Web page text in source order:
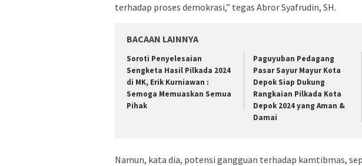
terhadap proses demokrasi,” tegas Abror Syafrudin, SH.
BACAAN LAINNYA
Soroti Penyelesaian
Sengketa Hasil Pilkada 2024
di MK, Erik Kurniawan :
Semoga Memuaskan Semua
Pihak
Paguyuban Pedagang
Pasar Sayur Mayur Kota
Depok Siap Dukung
Rangkaian Pilkada Kota
Depok 2024 yang Aman &
Damai
Namun, kata dia, potensi gangguan terhadap kamtibmas,